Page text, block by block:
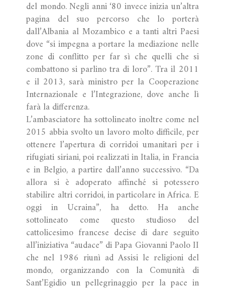
del mondo. Negli anni ‘80 invece inizia un’altra
pagina del suo percorso che lo porterà
dall’Albania al Mozambico e a tanti altri Paesi
dove “si impegna a portare la mediazione nelle
zone di conflitto per far sì che quelli che si
combattono si parlino tra di loro”. Tra il 2011
e il 2013, sarà ministro per la Cooperazione
Internazionale e l’Integrazione, dove anche lì
farà la differenza.
L’ambasciatore ha sottolineato inoltre come nel
2015 abbia svolto un lavoro molto difficile, per
ottenere l’apertura di corridoi umanitari per i
rifugiati siriani, poi realizzati in Italia, in Francia
e in Belgio, a partire dall’anno successivo. “Da
allora si è adoperato affinché si potessero
stabilire altri corridoi, in particolare in Africa. E
oggi in Ucraina”, ha detto. Ha anche
sottolineato come questo studioso del
cattolicesimo francese decise di dare seguito
all’iniziativa “audace” di Papa Giovanni Paolo II
che nel 1986 riunì ad Assisi le religioni del
mondo, organizzando con la Comunità di
Sant’Egidio un pellegrinaggio per la pace in